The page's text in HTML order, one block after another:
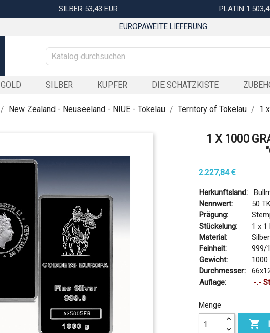
SILBER 53,43 EUR PLATIN
EUROPAWEITE LIEFERUNG
GOLD SILBER KUPFER DIE SCHATZKISTE
New Zealand - Neuseeland - NIUE - Tokelau Territory of Tokelau
1
1 X 1000
2.227,84 €
Herkunftsland:
Nennwert:
50
Prägung:
Stückelung:
1 x 1
Material:
Silber
Feinheit:
999/
Gewicht:
Durchmesser:
Auflage:
-.-
Menge
